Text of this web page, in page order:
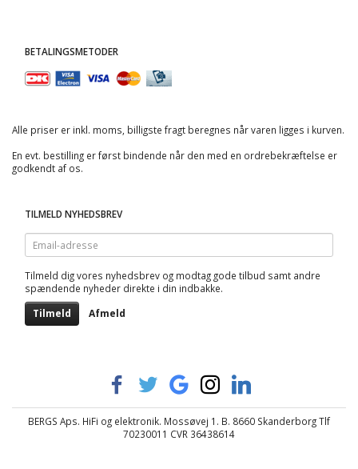
BETALINGSMETODER
Alle priser er inkl. moms, billigste fragt beregnes når varen ligges i kurven.
En evt. bestilling er først bindende når den med en ordrebekræftelse er
godkendt af os.
TILMELD NYHEDSBREV
Email-
adresse
Tilmeld dig vores nyhedsbrev og modtag gode tilbud samt andre
spændende nyheder direkte i din indbakke.
Tilmeld Afmeld
BERGS Aps. HiFi og elektronik. Mossøvej 1. B. 8660 Skanderborg Tlf
70230011 CVR 36438614